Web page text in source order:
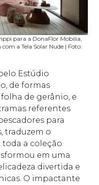
para a DonaFlor Mobilia,
a Tela Solar Nude | Foto:
Estúdio
de formas
de gerânio, e
referentes
para
traduzem o
a coleção
em uma
divertida e
O impactante